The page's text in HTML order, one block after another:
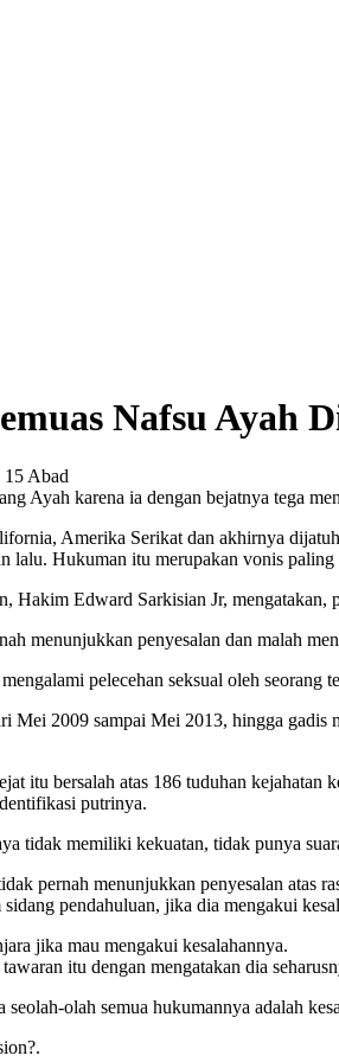
Nafsu Ayah
Ayah karena ia dengan bejatnya tega
Amerika Serikat dan akhirnya
lalu. Hukuman itu merupakan vonis
Hakim Edward Sarkisian Jr, mengatakan,
menunjukkan penyesalan dan malah
pelecehan seksual oleh
Mei 2009 sampai Mei 2013, hingga
itu bersalah atas 186 tuduhan
putrinya.
tidak memiliki kekuatan, tidak punya
pernah menunjukkan penyesalan atas
pendahuluan, jika dia mengakui
jika mau mengakui kesalahannya.
itu dengan mengatakan dia
olah semua hukumannya adalah